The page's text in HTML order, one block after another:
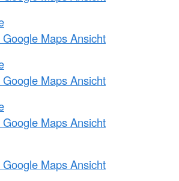
Maps Ansicht
Maps Ansicht
Maps Ansicht
Maps Ansicht